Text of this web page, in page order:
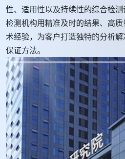
性、适用性以及持续性的综合检
检测机构用精准及时的结果、高
术经验，为客户打造独特的分析
保证方法。